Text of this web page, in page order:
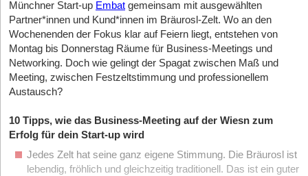
Münchner Start-up Embat gemeinsam mit ausgewählten
Partner*innen und Kund*innen im Bräurosl-Zelt. Wo an den
Wochenenden der Fokus klar auf Feiern liegt, entstehen von
Montag bis Donnerstag Räume für Business-Meetings und
Networking. Doch wie gelingt der Spagat zwischen Maß und
Meeting, zwischen Festzeltstimmung und professionellem
Austausch?
10 Tipps, wie das Business-Meeting auf der Wiesn zum
Erfolg für dein Start-up wird
Jedes Zelt hat seine ganz eigene Stimmung. Die Bräurosl ist
lebendig, fröhlich und gleichzeitig traditionell. Das ist ein guter